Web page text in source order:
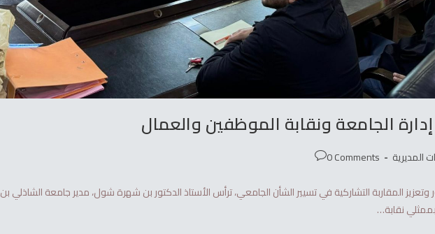
الجامعة ونقابة الموظفين والعمال
المديرية
0 Comments
وتعزيز المقاربة التشاركية في تسيير الشأن الجامعي، ترأس الأستاذ الدكتور بن شهرة شول، مدير جامعة الشاذلي بن
نقابة…